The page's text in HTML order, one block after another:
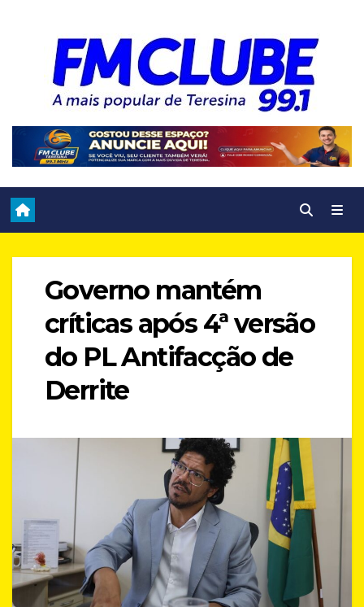
Governo mantém
críticas após 4ª versão
do PL Antifacção de
Derrite